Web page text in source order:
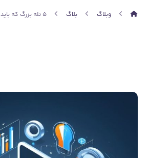
وبلاگ بلاگ ۵ تله بزرگ که باید مدیران سئو از آن خودداری نمایند